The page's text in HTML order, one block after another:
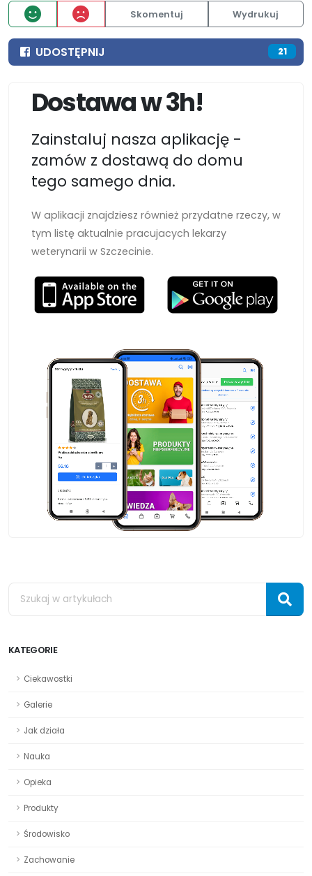
KATEGORIE
Ciekawostki
Galerie
Jak działa
Nauka
Opieka
Produkty
Środowisko
Zachowanie
Skomentuj Wydrukuj
UDOSTĘPNIJ 21
Dostawa w 3h!
Zainstaluj nasza aplikację -
zamów z dostawą do domu
tego samego dnia.
W aplikacji znajdziesz również przydatne rzeczy, w
tym listę aktualnie pracujacych lekarzy
weterynarii w Szczecinie.